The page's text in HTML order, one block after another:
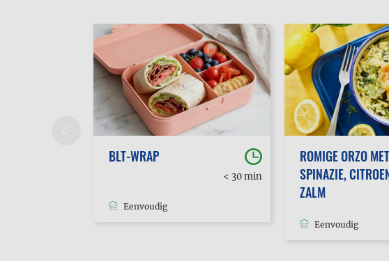
BLT-WRAP
< 30 min
Eenvoudig
ROMIGE ORZO MET
SPINAZIE,
ZALM
Eenvoudig